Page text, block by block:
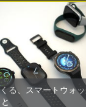
る、スマートウォ